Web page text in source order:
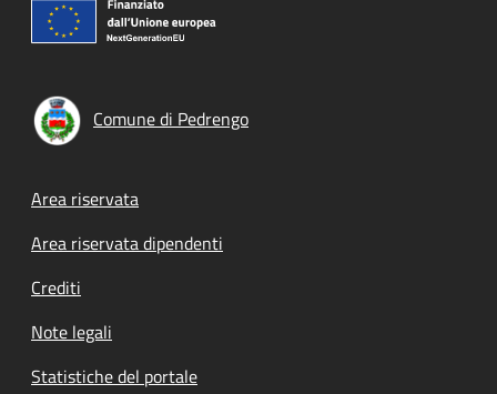
Comune di Pedrengo
Footer menu
Area riservata
Area riservata dipendenti
Crediti
Note legali
Statistiche del portale